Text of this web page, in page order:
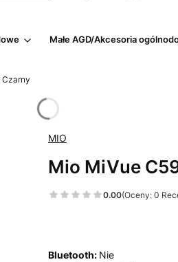
Małe AGD/Akcesoria
Czarny
MIO
Mio MiVue
0.00(Oceny: 0
Bluetooth: Nie